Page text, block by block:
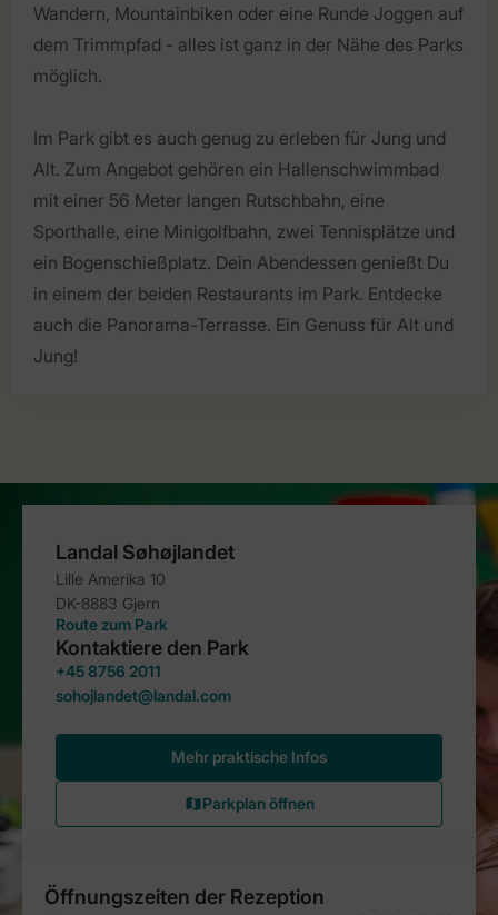
Wandern, Mountainbiken oder eine Runde Joggen auf
dem Trimmpfad - alles ist ganz in der Nähe des Parks
möglich.
Im Park gibt es auch genug zu erleben für Jung und
Alt. Zum Angebot gehören ein Hallenschwimmbad
mit einer 56 Meter langen Rutschbahn, eine
Sporthalle, eine Minigolfbahn, zwei Tennisplätze und
ein Bogenschießplatz. Dein Abendessen genießt Du
in einem der beiden Restaurants im Park. Entdecke
auch die Panorama-Terrasse. Ein Genuss für Alt und
Jung!